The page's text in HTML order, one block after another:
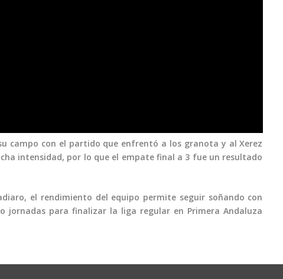
campo con el partido que enfrentó a los granota y al Xerez
intensidad, por lo que el empate final a 3 fue un resultado
el rendimiento del equipo permite seguir soñando con
jornadas para finalizar la liga regular en Primera Andaluza